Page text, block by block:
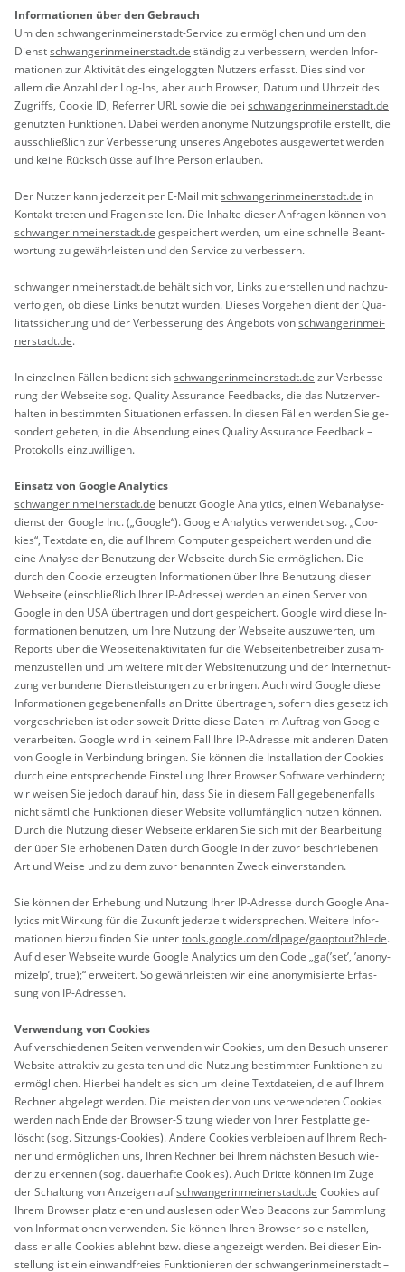
In­for­ma­tio­nen über den Ge­brauch
Um den schwan­ge­rin­mei­ner­stadt-Ser­vice zu er­mög­li­chen und um den
Dienstschwan­ge­rin­mei­ner­stadt.de stän­dig zu ver­bes­sern, wer­den In­for­
ma­tio­nen zur Ak­ti­vi­tät des ein­ge­logg­ten Nut­zers er­fasst. Dies sind vor
allem die An­zahl der Log-Ins, aber auch Brow­ser, Datum und Uhr­zeit des
Zu­griffs, Coo­kie ID, Re­fer­rer URL sowie die bei schwan­ge­rin­mei­ner­stadt.de
ge­nutz­ten Funk­tio­nen. Dabei wer­den an­ony­me Nut­zungs­pro­fi­le er­stellt, die
aus­schlie­ß­lich zur Ver­bes­se­rung un­se­res An­ge­bo­tes aus­ge­wer­tet wer­den
und keine Rück­schlüs­se auf Ihre Per­son er­lau­ben.
Der Nut­zer kann je­der­zeit per E-Mail mitschwan­ge­rin­mei­ner­stadt.de in
Kon­takt tre­ten und Fra­gen stel­len. Die In­hal­te die­ser An­fra­gen kön­nen von
schwan­ge­rin­mei­ner­stadt.de ge­spei­chert wer­den, um eine schnel­le Be­ant­
wor­tung zu ge­währ­leis­ten und den Ser­vice zu ver­bes­sern.
schwan­ge­rin­mei­ner­stadt.de be­hält sich vor, Links zu er­stel­len und nach­zu­
ver­fol­gen, ob diese Links be­nutzt wur­den. Die­ses Vor­ge­hen dient der Qua­
li­täts­si­che­rung und der Ver­bes­se­rung des An­ge­bots vonschwan­ge­rin­mei­
ner­stadt.de.
In ein­zel­nen Fäl­len be­dient sichschwan­ge­rin­mei­ner­stadt.de zur Ver­bes­se­
rung der Web­sei­te sog. Qua­li­ty As­suran­ce Feed­backs, die das Nut­zer­ver­
hal­ten in be­stimm­ten Si­tua­tio­nen er­fas­sen. In die­sen Fäl­len wer­den Sie ge­
son­dert ge­be­ten, in die Ab­sen­dung eines Qua­li­ty As­suran­ce Feed­back –
Pro­to­kolls ein­zu­wil­li­gen.
Ein­satz von Goog­le Ana­ly­tics
schwan­ge­rin­mei­ner­stadt.de be­nutzt Goog­le Ana­ly­tics, einen Web­ana­ly­se­
dienst der Goog­le Inc. („Goog­le“). Goog­le Ana­ly­tics ver­wen­det sog. „Coo­
kies“, Text­da­tei­en, die auf Ihrem Com­pu­ter ge­spei­chert wer­den und die
eine Ana­ly­se der Be­nut­zung der Web­sei­te durch Sie er­mög­li­chen. Die
durch den Coo­kie er­zeug­ten In­for­ma­tio­nen über Ihre Be­nut­zung die­ser
Web­sei­te (ein­schlie­ß­lich Ihrer IP-Adres­se) wer­den an einen Ser­ver von
Goog­le in den USA über­tra­gen und dort ge­spei­chert. Goog­le wird diese In­
for­ma­tio­nen be­nut­zen, um Ihre Nut­zung der Web­sei­te aus­zu­wer­ten, um
Re­ports über die Web­sei­ten­ak­ti­vi­tä­ten für die Web­sei­ten­be­trei­ber zu­sam­
men­zu­stel­len und um wei­te­re mit der Web­site­nut­zung und der In­ter­net­nut­
zung ver­bun­de­ne Dienst­leis­tun­gen zu er­brin­gen. Auch wird Goog­le diese
In­for­ma­tio­nen ge­ge­be­nen­falls an Drit­te über­tra­gen, so­fern dies ge­setz­lich
vor­ge­schrie­ben ist oder so­weit Drit­te diese Daten im Auf­trag von Goog­le
ver­ar­bei­ten. Goog­le wird in kei­nem Fall Ihre IP-Adres­se mit an­de­ren Daten
von Goog­le in Ver­bin­dung brin­gen. Sie kön­nen die In­stal­la­ti­on der Coo­kies
durch eine ent­spre­chen­de Ein­stel­lung Ihrer Brow­ser Soft­ware ver­hin­dern;
wir wei­sen Sie je­doch dar­auf hin, dass Sie in die­sem Fall ge­ge­be­nen­falls
nicht sämt­li­che Funk­tio­nen die­ser Web­site voll­um­fäng­lich nut­zen kön­nen.
Durch die Nut­zung die­ser Web­sei­te er­klä­ren Sie sich mit der Be­ar­bei­tung
der über Sie er­ho­be­nen Daten durch Goog­le in der zuvor be­schrie­be­nen
Art und Weise und zu dem zuvor be­nann­ten Zweck ein­ver­stan­den.
Sie kön­nen der Er­he­bung und Nut­zung Ihrer IP-Adres­se durch Goog­le Ana­
ly­tics mit Wir­kung für die Zu­kunft je­der­zeit wi­der­spre­chen. Wei­te­re In­for­
ma­tio­nen hier­zu fin­den Sie untertools.​google.​com/​dlpage/​gaoptout?​hl=de.
Auf die­ser Web­sei­te wurde Goog­le Ana­ly­tics um den Code „ga(’set’, ’an­ony­
mi­zeIp’, true);“ er­wei­tert. So ge­währ­leis­ten wir eine an­ony­mi­sier­te Er­fas­
sung von IP-Adres­sen.
Ver­wen­dung von Coo­kies
Auf ver­schie­de­nen Sei­ten ver­wen­den wir Coo­kies, um den Be­such un­se­rer
Web­site at­trak­tiv zu ge­stal­ten und die Nut­zung be­stimm­ter Funk­tio­nen zu
er­mög­li­chen. Hier­bei han­delt es sich um klei­ne Text­da­tei­en, die auf Ihrem
Rech­ner ab­ge­legt wer­den. Die meis­ten der von uns ver­wen­de­ten Coo­kies
wer­den nach Ende der Brow­ser-Sit­zung wie­der von Ihrer Fest­plat­te ge­
löscht (sog. Sit­zungs-Coo­kies). An­de­re Coo­kies ver­blei­ben auf Ihrem Rech­
ner und er­mög­li­chen uns, Ihren Rech­ner bei Ihrem nächs­ten Be­such wie­
der zu er­ken­nen (sog. dau­er­haf­te Coo­kies). Auch Drit­te kön­nen im Zuge
der Schal­tung von An­zei­gen aufschwan­ge­rin­mei­ner­stadt.de Coo­kies auf
Ihrem Brow­ser plat­zie­ren und aus­le­sen oder Web Be­a­cons zur Samm­lung
von In­for­ma­tio­nen ver­wen­den. Sie kön­nen Ihren Brow­ser so ein­stel­len,
dass er alle Coo­kies ab­lehnt bzw. diese an­ge­zeigt wer­den. Bei die­ser Ein­
stel­lung ist ein ein­wand­frei­es Funk­tio­nie­ren der schwan­ge­rin­mei­ner­stadt –